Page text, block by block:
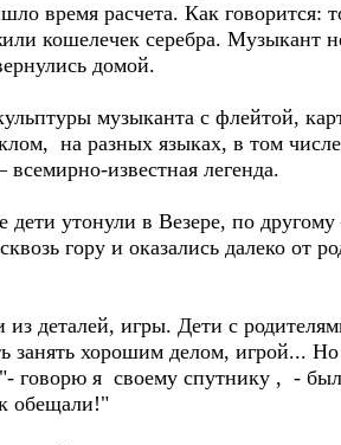
время расчета. Как говорится:
кошелечек серебра. Музыкант
домой.
музыканта с флейтой,
на разных языках, в том
известная легенда.
дети утонули в Везере, по
гору и оказались далеко от
деталей, игры. Дети с
занять хорошим делом, игрой...
говорю я своему спутнику , -
обещали!"